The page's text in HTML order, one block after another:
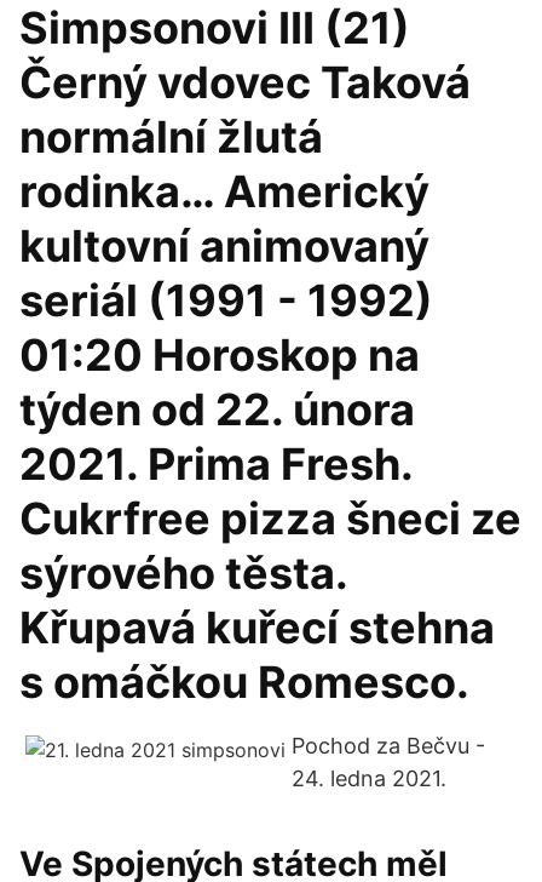
Simpsonovi III (21)
Černý vdovec Taková
normální žlutá
rodinka… Americký
kultovní animovaný
seriál (1991 - 1992)
01:20 Horoskop na
týden od 22. února
2021. Prima Fresh.
Cukrfree pizza šneci ze
sýrového těsta.
Křupavá kuřecí stehna
s omáčkou Romesco.
Pochod za Bečvu -
24. ledna 2021.
Ve Spojených státech měl